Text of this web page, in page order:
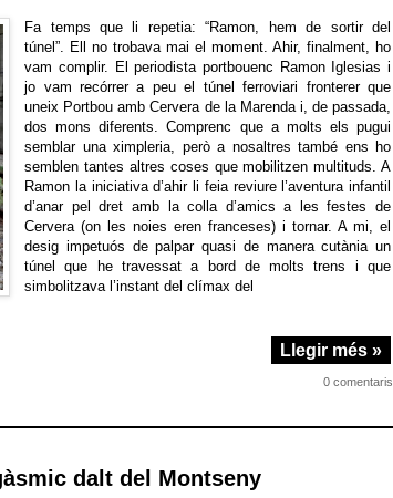
Fa temps que li repetia: “Ramon, hem de sortir del
túnel”. Ell no trobava mai el moment. Ahir, finalment, ho
vam complir. El periodista portbouenc Ramon Iglesias i
jo vam recórrer a peu el túnel ferroviari fronterer que
uneix Portbou amb Cervera de la Marenda i, de passada,
dos mons diferents. Comprenc que a molts els pugui
semblar una ximpleria, però a nosaltres també ens ho
semblen tantes altres coses que mobilitzen multituds. A
Ramon la iniciativa d’ahir li feia reviure l’aventura infantil
d’anar pel dret amb la colla d’amics a les festes de
Cervera (on les noies eren franceses) i tornar. A mi, el
desig impetuós de palpar quasi de manera cutània un
túnel que he travessat a bord de molts trens i que
simbolitzava l’instant del clímax del
Llegir més »
0 comentaris
dalt del Montseny